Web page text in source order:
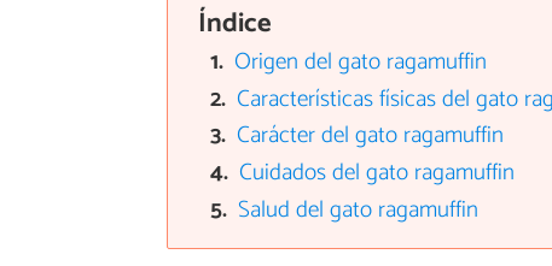
Índice
Origen del gato ragamuffin
Características físicas del gato
Carácter del gato ragamuffin
Cuidados del gato ragamuffin
Salud del gato ragamuffin